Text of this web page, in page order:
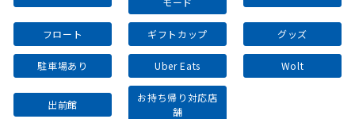
フロート ギフトカップ グッズ
駐車場あり Uber Eats Wolt
出前館
お持ち帰り対応店
舗